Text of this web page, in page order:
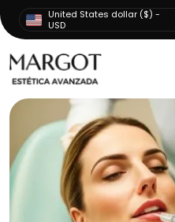
United States dollar ($) -
USD